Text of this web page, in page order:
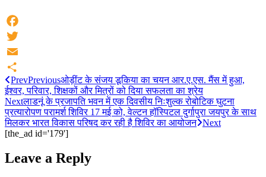
Facebook
Twitter
Email
Share
PrevPreviousओड़ींट के संजय डूकिया का चयन आर.ए.एस. मैंस में हुआ,
ईश्वर, परिवार, शिक्षकों और मित्रों को दिया सफलता का श्रेय
Nextलाडनूं के प्रजापति भवन में एक दिवसीय निःशुल्क रोबोटिक घुटना
प्रत्यारोपण परामर्श शिविर 17 मई को, वेल्टन हॉस्पिटल दुर्गापुरा जयपुर के साथ
मिलकर भारत विकास परिषद कर रही है शिविर का आयोजन Next
[the_ad id='179']
Leave a Reply